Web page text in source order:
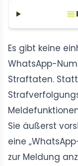
Es gibt keine
WhatsApp-
Straftaten.
Sie äußerst
eine
zur Meldung